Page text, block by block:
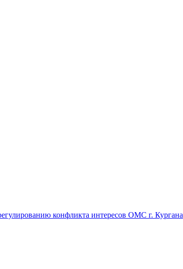
конфликта интересов ОМС г. Кургана